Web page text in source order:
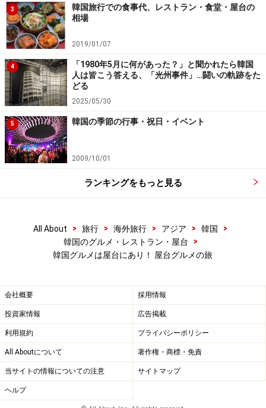
ら食べてみるのもいいでしょう。スンデ自体は味が淡白
で、臭みもないため、一度食べてみると歯ごたえのある
食感にはまるかもしれませんよ。
続いては屋台で楽しめる甘味についてお届けします。
※記事内容は執筆時点のものです。最新の内容をご確認くださ
い。
※海外を訪れる際には最新情報の入手に努め、「外務省 海外安全
ホームページ」を確認するなど、安全確保に十分注意を払ってく
ださい。
1/2
3
韓国旅行での食事代、レストラン・食堂・屋台の
相場
2019/01/07
4
「1980年5月に何があった？」と聞かれたら韓国
人は皆こう答える、「光州事件」…闘いの軌跡をた
どる
2025/05/30
5 韓国の季節の行事・祝日・イベント
2009/10/01
ランキングをもっと見る
All About > 旅行 > 海外旅行 > アジア > 韓国
>
韓国のグルメ・レストラン・屋台
>
韓国グルメは屋台にあり！ 屋台グルメの旅
会社概要 採用情報
投資家情報 広告掲載
利用規約 プライバシーポリシー
All Aboutについて 著作権・商標・免責
当サイトの情報についての注意 サイトマップ
ヘルプ